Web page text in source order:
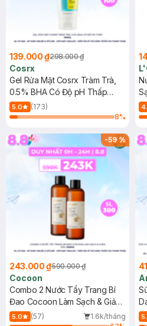
139.000 ₫298.000 ₫
Cosrx
Gel Rửa Mặt Cosrx Tràm Trà,
0.5% BHA Có Độ pH Thấp
150ml
5.0
(173)
8%
-59%
243.000 ₫590.000 ₫
Cocoon
Combo 2 Nước Tẩy Trang Bí
Đao Cocoon Làm Sạch & Giảm
Dầu 500ml
5.0 (57)
1.6k/tháng